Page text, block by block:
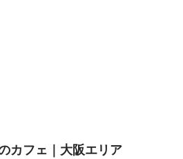
カフェ｜大阪エリア